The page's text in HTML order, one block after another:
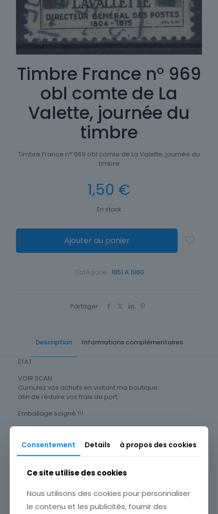
Timbre France n° 969
obl comte de La
Valette, journée du
timbre
Timbre France n° 969 obl comte de La Valette, journée du
timbre
1,50 €
En stock
Ajouter au panier
Catégorie : 1951 A 1960
Partager
Description Informations complémentaires
ÉTAT
VOIR SCAN
Cumulez vos achats en visitant ma boutique
afin de réduire vos frais de port.
Emballage soigné !!!
Thème
Timbres Thématique
Type
Timbres
Produits similaires
Consentement Details à propos des cookies
Ce site utilise des cookies
Nous utilisons des cookies pour personnaliser
le contenu et les publicités, fournir des